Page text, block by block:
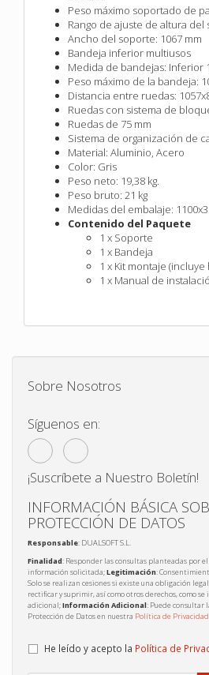
Peso máximo soportado de
Rango de ajuste de altura del
Ancho del soporte: 1067 mm
Bandeja inferior multiusos
Medida de bandejas: Inferior
Peso máximo de la bandeja:
Distancia entre ruedas:
Ruedas con sistema de
Ruedas de 75 mm
Sistema de organización de
Material: Aluminio, Acero
Color: Gris
Peso neto: 19,38 kg.
Peso bruto: 21 kg
Medidas del embalaje:
Contenido del Paquete
1 x Soporte
1 x Bandeja
1 x Kit montaje
1 x Manual de
Sobre Nosotros
Síguenos en:
¡Suscríbete a Nuestro Boletín!
INFORMACIÓN BÁSICA
PROTECCIÓN DE DATOS
Responsable: DUALSOFT S.L.
Finalidad: Responder las consultas planteadas por
información solicitada;Legitimación:
Solo se realizan cesiones si existe una obligación
rectificar y suprimir, así como otros derechos, como
adicional;Información Adicional: Puede consultar
Protección de Datos en nuestra Política de Privacidad
He leído y acepto la Política de